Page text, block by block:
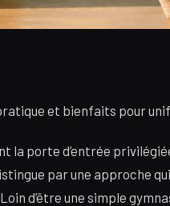
et bienfaits pour
la porte d’entrée
par une approche
d’être une simple